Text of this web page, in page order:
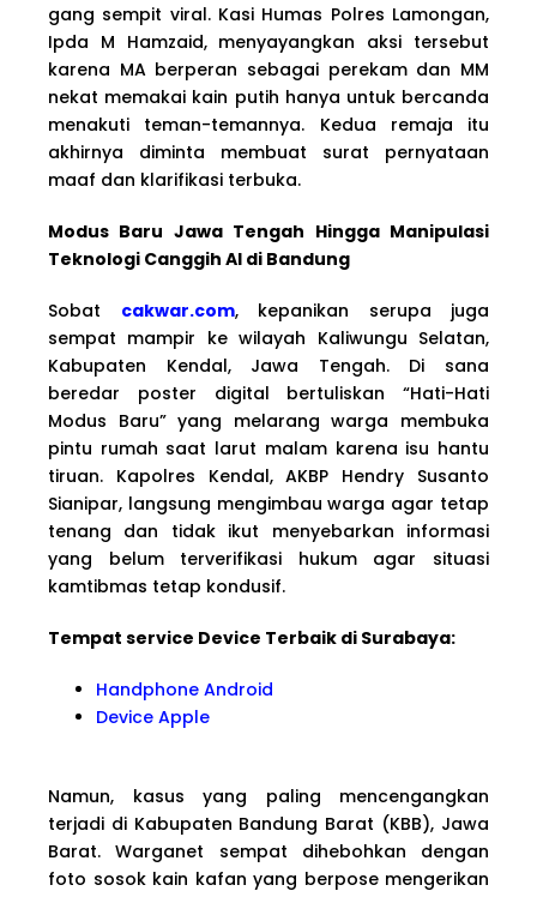
gang sempit viral. Kasi Humas Polres Lamongan,
Ipda M Hamzaid, menyayangkan aksi tersebut
karena MA berperan sebagai perekam dan MM
nekat memakai kain putih hanya untuk bercanda
menakuti teman-temannya. Kedua remaja itu
akhirnya diminta membuat surat pernyataan
maaf dan klarifikasi terbuka.
Modus Baru Jawa Tengah Hingga Manipulasi
Teknologi Canggih AI di Bandung
Sobat cakwar.com, kepanikan serupa juga
sempat mampir ke wilayah Kaliwungu Selatan,
Kabupaten Kendal, Jawa Tengah. Di sana
beredar poster digital bertuliskan “Hati-Hati
Modus Baru” yang melarang warga membuka
pintu rumah saat larut malam karena isu hantu
tiruan. Kapolres Kendal, AKBP Hendry Susanto
Sianipar, langsung mengimbau warga agar tetap
tenang dan tidak ikut menyebarkan informasi
yang belum terverifikasi hukum agar situasi
kamtibmas tetap kondusif.
Tempat service Device Terbaik di Surabaya:
Handphone Android
Device Apple
Namun, kasus yang paling mencengangkan
terjadi di Kabupaten Bandung Barat (KBB), Jawa
Barat. Warganet sempat dihebohkan dengan
foto sosok kain kafan yang berpose mengerikan